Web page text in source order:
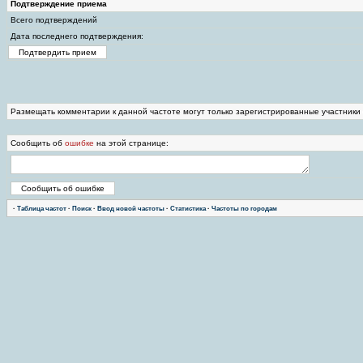
Подтверждение приема
Всего подтверждений
Дата последнего подтверждения:
Размещать комментарии к данной частоте могут только зарегистрированные
Сообщить об ошибке на этой странице:
· Таблица частот · Поиск · Ввод новой частоты · Статистика· Частоты по городам